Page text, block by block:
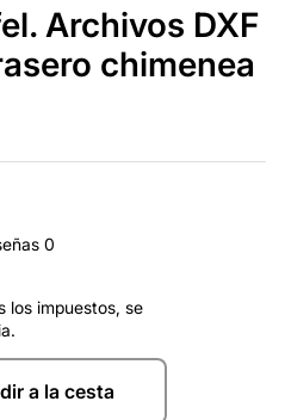
Archivos DXF
chimenea
0
los impuestos, se
a la cesta